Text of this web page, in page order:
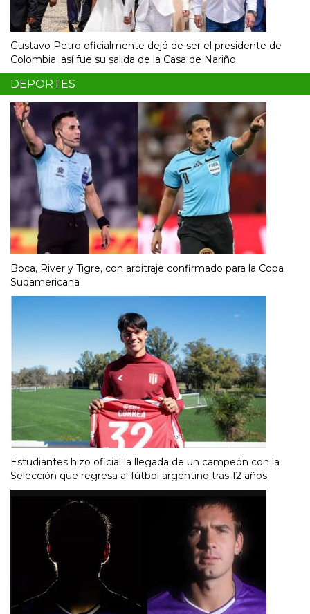
Gustavo Petro oficialmente dejó de ser el presidente de
Colombia: así fue su salida de la Casa de Nariño
DEPORTES
Boca, River y Tigre, con arbitraje confirmado para la Copa
Sudamericana
Estudiantes hizo oficial la llegada de un campeón con la
Selección que regresa al fútbol argentino tras 12 años